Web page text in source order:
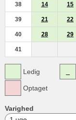
38 14 15
39 21 22
40 28 29
41
Ledig
Optaget
Varighed